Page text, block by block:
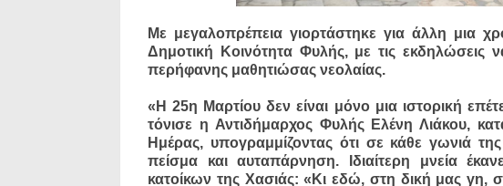
Με μεγαλοπρέπεια γιορτάστηκε για άλλη μια
Δημοτική Κοινότητα Φυλής, με τις
περήφανης μαθητιώσας νεολαίας.
«Η 25η Μαρτίου δεν είναι μόνο μια ιστορική
τόνισε η Αντιδήμαρχος Φυλής Ελένη Λιάκου,
Ημέρας, υπογραμμίζοντας ότι σε κάθε γωνιά
πείσμα και αυταπάρνηση. Ιδιαίτερη μνεία
κατοίκων της Χασιάς: «Κι εδώ, στη δική μας γη,